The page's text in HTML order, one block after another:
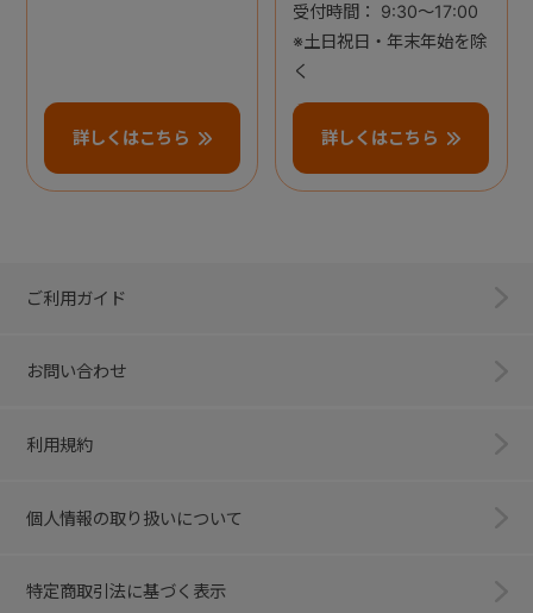
詳しくはこちら
受付時間： 9:30～17:00
※土日祝日・年末年始を除
く
詳しくはこちら
ご利用ガイド
お問い合わせ
利用規約
個人情報の取り扱いについて
特定商取引法に基づく表示